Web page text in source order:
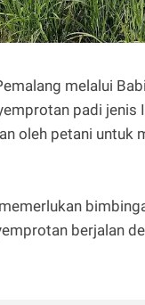
melalui
padi
oleh petani untuk
berjalan